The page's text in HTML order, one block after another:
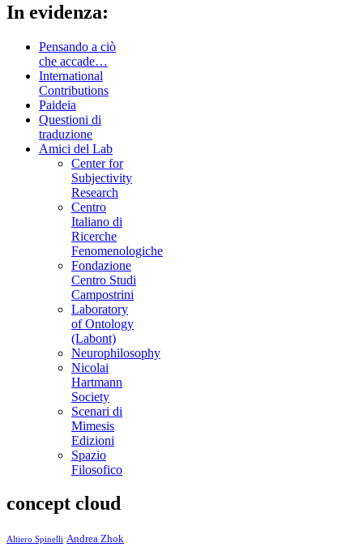
In evidenza:
Pensando a ciò
che accade…
International
Contributions
Paideia
Questioni di
traduzione
Amici del Lab
Center for
Subjectivity
Research
Centro
Italiano di
Ricerche
Fenomenologiche
Fondazione
Centro Studi
Campostrini
Laboratory
of Ontology
(Labont)
Neurophilosophy
Nicolai
Hartmann
Society
Scenari di
Mimesis
Edizioni
Spazio
Filosofico
concept cloud
Altiero Spinelli Andrea Zhok